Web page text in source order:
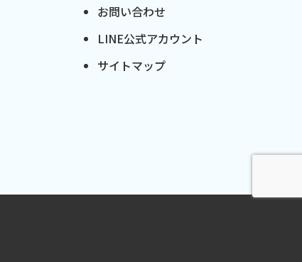
お問い合わせ
LINE公式アカウント
サイトマップ